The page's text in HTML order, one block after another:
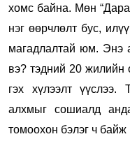
хомс байна. Мөн
нэг өөрчлөлт бус,
магадлалтай юм. Энэ
вэ? тэдний 20 жилийн
гэх хүлээлт үүслээ.
алхмыг сошиалд
томоохон бэлэг ч байж